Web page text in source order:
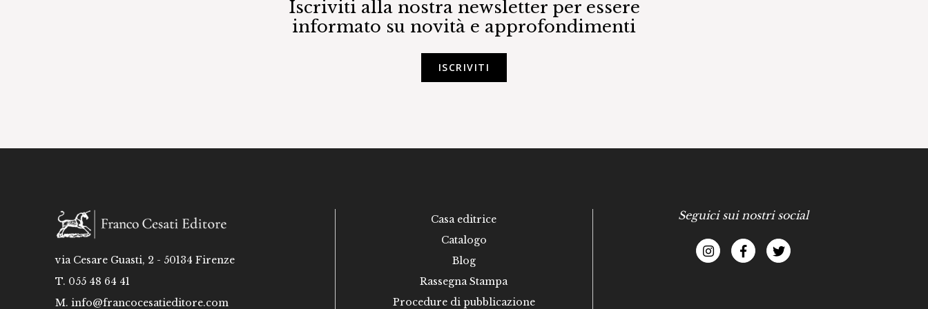
Iscriviti alla nostra newsletter per essere
informato su novità e approfondimenti
ISCRIVITI
via Cesare Guasti, 2 - 50134 Firenze
T. 055 48 64 41
M. info@francocesatieditore.com
Casa editrice
Catalogo
Blog
Rassegna Stampa
Procedure di pubblicazione
Seguici sui nostri social